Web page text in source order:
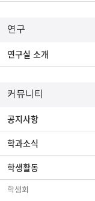
연구
연구실 소개
커뮤니티
공지사항
학과소식
학생활동
학생회